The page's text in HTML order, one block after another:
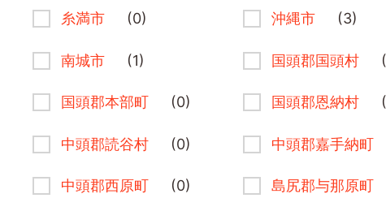
糸満市 (0) 沖縄市 (3)
南城市 (1) 国頭郡国頭村
国頭郡本部町 (0) 国頭郡恩納村
中頭郡読谷村 (0) 中頭郡嘉手納町
中頭郡西原町 (0) 島尻郡与那原町